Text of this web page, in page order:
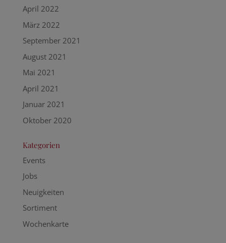
April 2022
März 2022
September 2021
August 2021
Mai 2021
April 2021
Januar 2021
Oktober 2020
Kategorien
Events
Jobs
Neuigkeiten
Sortiment
Wochenkarte